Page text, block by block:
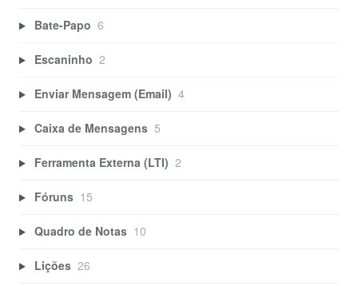
Bate-Papo 6
Escaninho 2
Enviar Mensagem (Email) 4
Caixa de Mensagens 5
Ferramenta Externa (LTI) 2
Fóruns 15
Quadro de Notas 10
Lições 26